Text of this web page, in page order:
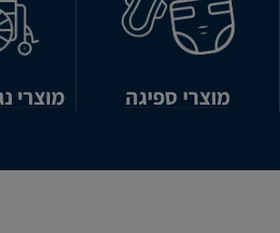
מוצרי ספיגה מוצרי